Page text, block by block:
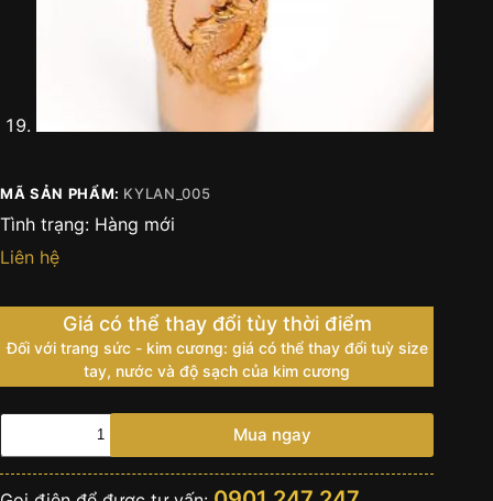
MÃ SẢN PHẨM: KYLAN_005
Tình trạng: Hàng mới
Liên hệ
Giá có thể thay đổi tùy thời điểm
Đối với trang sức - kim cương: giá có thể thay đổi tuỳ size
tay, nước và độ sạch của kim cương
Bút
ký
Mua ngay